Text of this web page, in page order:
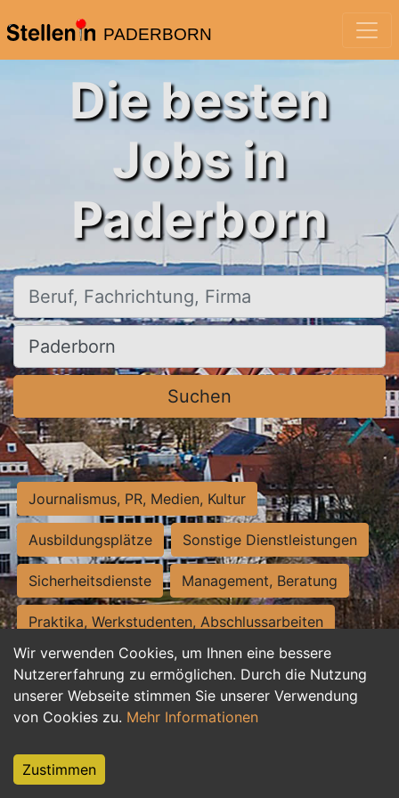
PADERBORN
Wir verwenden Cookies, um Ihnen eine bessere
Nutzererfahrung zu ermöglichen. Durch die Nutzung
unserer Webseite stimmen Sie unserer Verwendung
von Cookies zu. Mehr Informationen
Zustimmen
Die besten
Jobs in
Paderborn
Beruf, Fachrichtung, Firma
Ort, Stadt
Suchen
Journalismus, PR, Medien, Kultur
Ausbildungsplätze Sonstige Dienstleistungen
Sicherheitsdienste Management, Beratung
Praktika, Werkstudenten, Abschlussarbeiten
Personalwesen Assistenz, Sekretariat
Hilfskräfte, Aushilfs- und Nebenjobs
Weiterbildung, Studium, duale Ausbildung